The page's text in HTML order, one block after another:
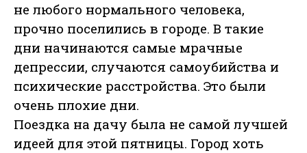
не любого нормального человека,
прочно поселились в городе. В такие
дни начинаются самые мрачные
депрессии, случаются самоубийства и
психические расстройства. Это были
очень плохие дни.
Поездка на дачу была не самой лучшей
идеей для этой пятницы. Город хоть